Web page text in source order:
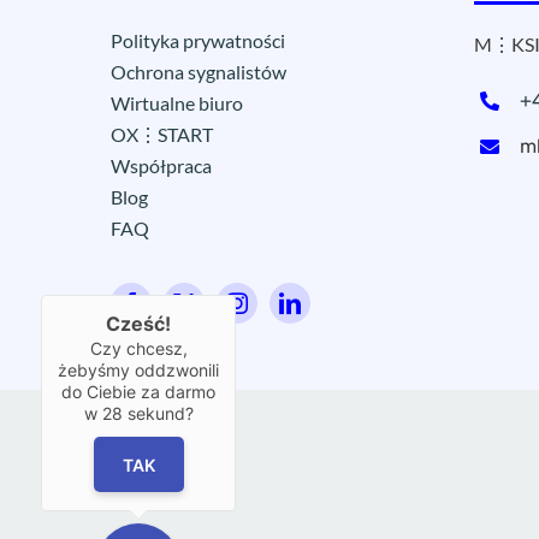
Polityka prywatności
Ochrona sygnalistów
Wirtualne biuro
OX⋮START
Współpraca
Blog
FAQ
Cześć!
Czy chcesz,
żebyśmy oddzwonili
do Ciebie za darmo
w 28 sekund?
TAK